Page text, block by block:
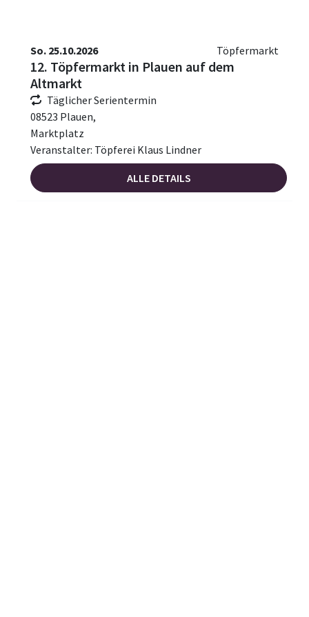
So. 25.10.2026 Töpfermarkt
12. Töpfermarkt in Plauen auf dem
Altmarkt
Täglicher Serientermin
08523 Plauen,
Marktplatz
Veranstalter: Töpferei Klaus Lindner
ALLE DETAILS